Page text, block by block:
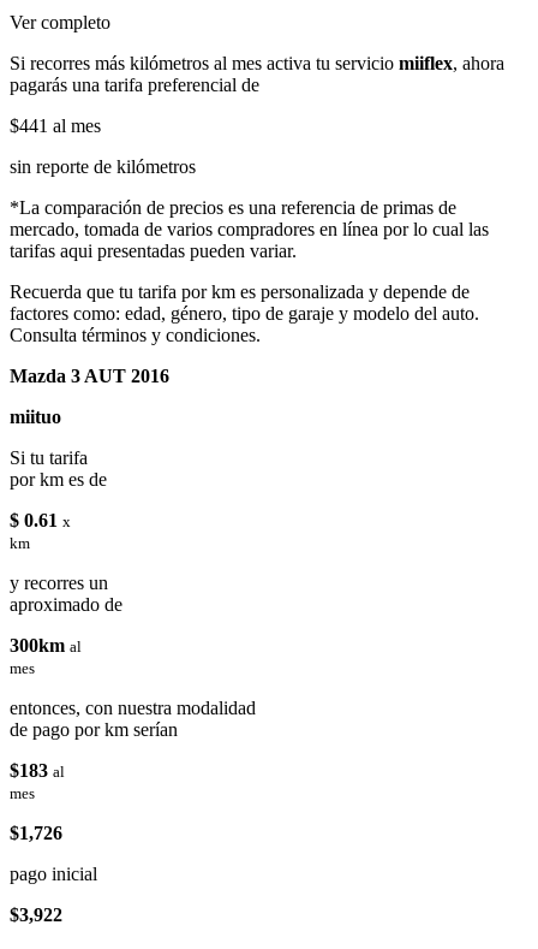
Ver completo
Si recorres más kilómetros al mes activa tu servicio miiflex, ahora
pagarás una tarifa preferencial de
$441 al mes
sin reporte de kilómetros
*La comparación de precios es una referencia de primas de
mercado, tomada de varios compradores en línea por lo cual las
tarifas aqui presentadas pueden variar.
Recuerda que tu tarifa por km es personalizada y depende de
factores como: edad, género, tipo de garaje y modelo del auto.
Consulta términos y condiciones.
Mazda 3 AUT 2016
miituo
Si tu tarifa
por km es de
$ 0.61 x
km
y recorres un
aproximado de
300km al
mes
entonces, con nuestra modalidad
de pago por km serían
$183 al
mes
$1,726
pago inicial
$3,922